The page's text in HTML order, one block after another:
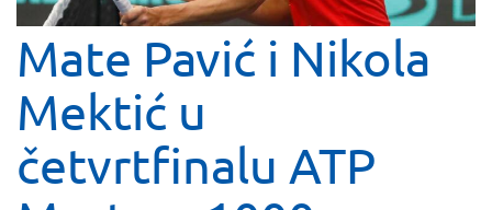
Mate Pavić i Nikola
Mektić u
četvrtfinalu ATP